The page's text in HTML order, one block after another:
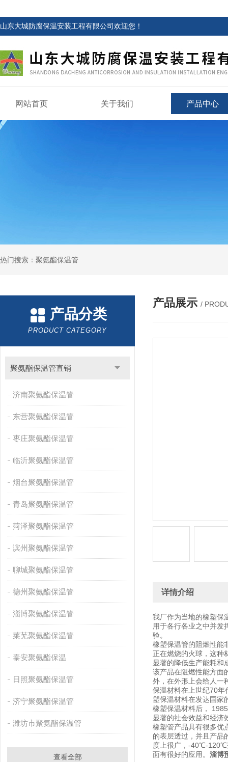
山东大城防腐保温安装工程有限公司欢迎您！
网站首页 关于我们 产品中心
热门搜索：聚氨酯保温管
产品分类
PRODUCT CATEGORY
聚氨酯保温管直销
济南聚氨酯保温管
东营聚氨酯保温管
枣庄聚氨酯保温管
临沂聚氨酯保温管
烟台聚氨酯保温管
青岛聚氨酯保温管
菏泽聚氨酯保温管
滨州聚氨酯保温管
聊城聚氨酯保温管
德州聚氨酯保温管
淄博聚氨酯保温管
莱芜聚氨酯保温管
泰安聚氨酯保温
日照聚氨酯保温管
济宁聚氨酯保温管
潍坊市聚氨酯保温管
查看全部
产品展示 /
详情介绍
我厂作为当地的橡塑保
用于各行各业之中并发
验。
橡塑保温管的阻燃性能
正在燃烧的火球，这种
显著的降低生产能耗和
该产品在阻燃性能方面
外，在外形上会给人一
保温材料在上世纪70年
塑保温材料在发达国家
橡塑保温材料后，
显著的社会效益和经济
橡塑管产品具有很多优
的表层透过，并且产品
度上很广，-40℃-120℃
面有很好的应用。 淄博